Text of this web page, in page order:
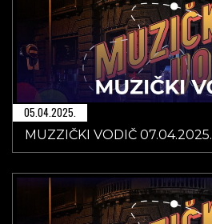
05.04.2025.
MUZZIČKI VODIČ 07.04.2025.